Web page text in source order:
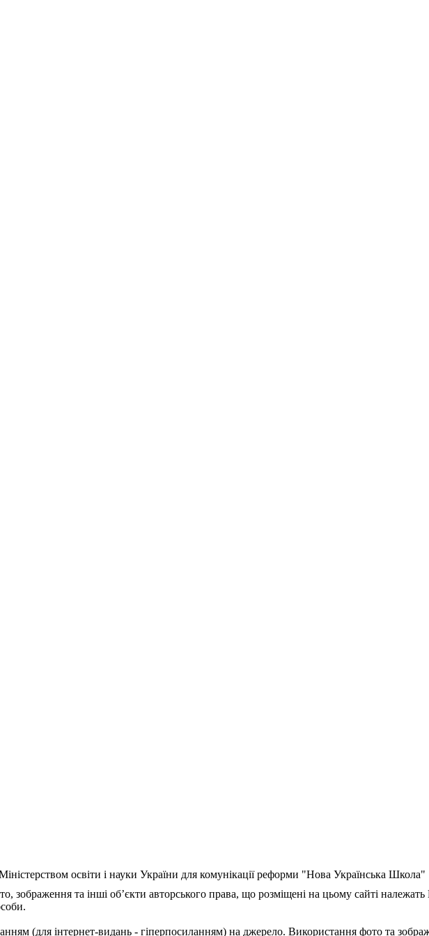
освіти і науки України для комунікації реформи "Нова Українська Школа"
зображення та інші об’єкти авторського права, що розміщені на цьому сайті належать
(для інтернет-видань - гіперпосиланням) на джерело. Використання фото та